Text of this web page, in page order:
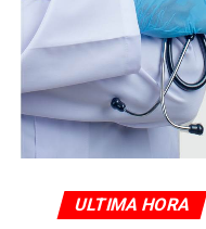
ULTIMA HORA